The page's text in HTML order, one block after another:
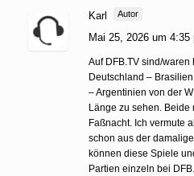
Karl Autor
Mai 25, 2026 um 4:35
Auf DFB.TV sind/
Deutschland –
– Argentinien von der
Länge zu sehen. Beide
Faßnacht. Ich vermute
schon aus der
können diese Spiele
Partien einzeln bei